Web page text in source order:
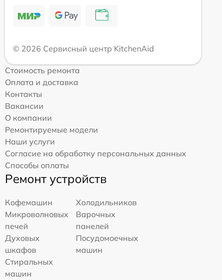
© 2026 Сервисный центр KitchenAid
Стоимость ремонта
Оплата и доставка
Контакты
Вакансии
О компании
Ремонтируемые модели
Наши услуги
Согласие на обработку персональных данных
Способы оплаты
Ремонт устройств
Кофемашин
Холодильников
Микроволновых
печей
Варочных
панелей
Духовых
шкафов
Посудомоечных
машин
Стиральных
машин